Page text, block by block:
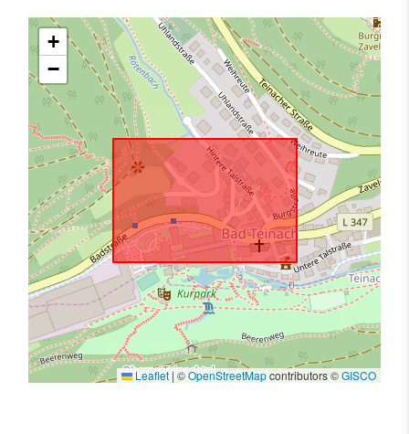
+
−
Leaflet| ©OpenStreetMapcontributors ©GISCO